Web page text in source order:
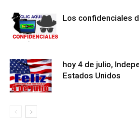
Los confidenciales
hoy 4 de julio,
Estados Unidos